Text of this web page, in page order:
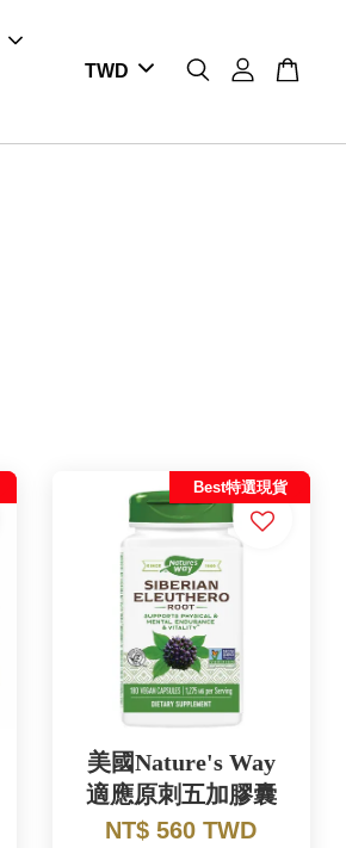
Best特選現貨
美國Nature's Way
適應原刺五加膠囊
NT$ 560 TWD